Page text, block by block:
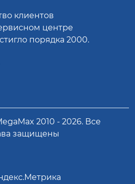
клиентов
центре
порядка 2000.
2010 - 2026. Все
защищены